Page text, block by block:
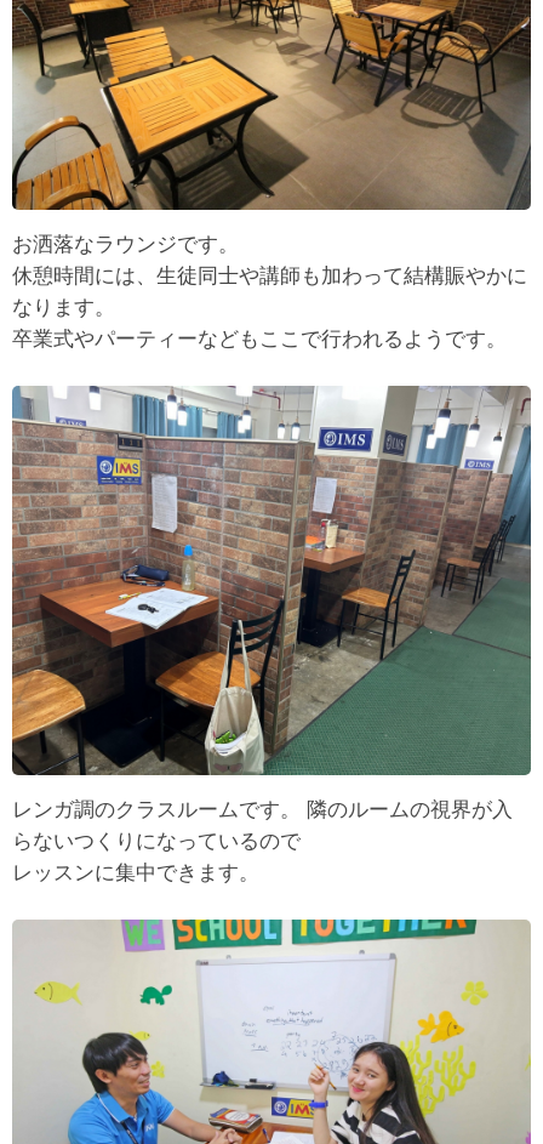
お洒落なラウンジです。
休憩時間には、生徒同士や講師も加わって結構賑やかに
なります。
卒業式やパーティーなどもここで行われるようです。
レンガ調のクラスルームです。 隣のルームの視界が入
らないつくりになっているので
レッスンに集中できます。